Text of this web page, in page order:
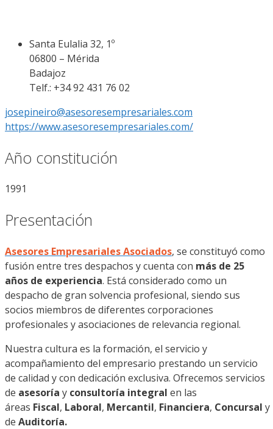
Santa Eulalia 32, 1º
06800 – Mérida
Badajoz
Telf.: +34 92 431 76 02
josepineiro@asesoresempresariales.com
https://www.asesoresempresariales.com/
Año constitución
1991
Presentación
Asesores Empresariales Asociados, se constituyó como
fusión entre tres despachos y cuenta con más de 25
años de experiencia. Está considerado como un
despacho de gran solvencia profesional, siendo sus
socios miembros de diferentes corporaciones
profesionales y asociaciones de relevancia regional.
Nuestra cultura es la formación, el servicio y
acompañamiento del empresario prestando un servicio
de calidad y con dedicación exclusiva. Ofrecemos servicios
de asesoría y consultoría integral en las
áreas Fiscal, Laboral, Mercantil, Financiera, Concursal y
de Auditoría.